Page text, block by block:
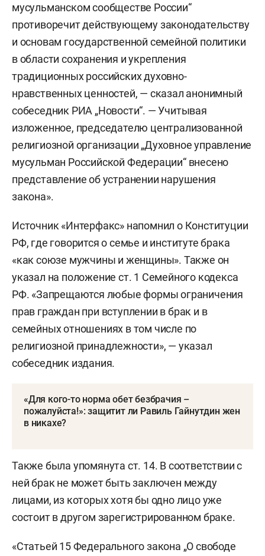
мусульманском сообществе России“
противоречит действующему законодательству
и основам государственной семейной политики
в области сохранения и укрепления
традиционных российских духовно-
нравственных ценностей, — сказал анонимный
собеседник РИА „Новости“. — Учитывая
изложенное, председателю централизованной
религиозной организации „Духовное управление
мусульман Российской Федерации“ внесено
представление об устранении нарушения
закона».
Источник «Интерфакс» напомнил о Конституции
РФ, где говорится о семье и институте брака
«как союзе мужчины и женщины». Также он
указал на положение ст. 1 Семейного кодекса
РФ. «Запрещаются любые формы ограничения
прав граждан при вступлении в брак и в
семейных отношениях в том числе по
религиозной принадлежности», — указал
собеседник издания.
«Для кого-то норма обет безбрачия –
пожалуйста!»: защитит ли Равиль Гайнутдин жен
в никахе?
Также была упомянута ст. 14. В соответствии с
ней брак не может быть заключен между
лицами, из которых хотя бы одно лицо уже
состоит в другом зарегистрированном браке.
«Статьей 15 Федерального закона „О свободе